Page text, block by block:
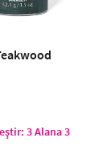
3 Alana 3